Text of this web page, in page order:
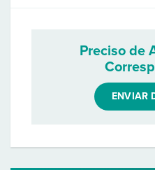
Preciso de
ENVIAR